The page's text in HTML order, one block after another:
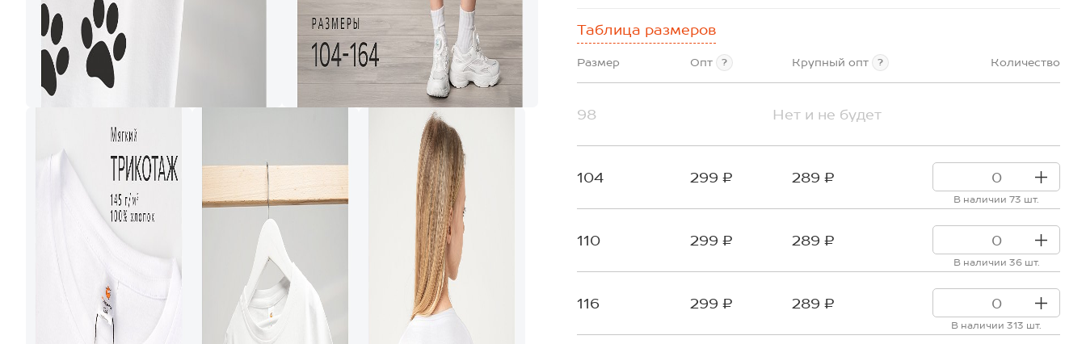
Таблица размеров
Размер Опт ? Крупный опт ? Количество
98 Нет и не будет
104 299 ₽ 289 ₽
В наличии 73 шт.
110 299 ₽ 289 ₽
В наличии 36 шт.
116 299 ₽ 289 ₽
В наличии 313 шт.